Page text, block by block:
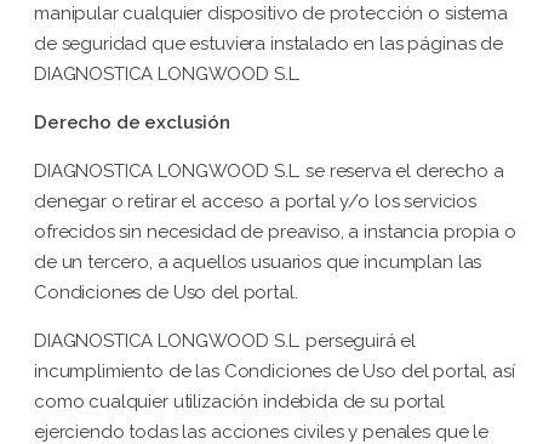
manipular cualquier dispositivo de protección o sistema
de seguridad que estuviera instalado en las páginas de
DIAGNOSTICA LONGWOOD S.L.
Derecho de exclusión
DIAGNOSTICA LONGWOOD S.L. se reserva el derecho a
denegar o retirar el acceso a portal y/o los servicios
ofrecidos sin necesidad de preaviso, a instancia propia o
de un tercero, a aquellos usuarios que incumplan las
Condiciones de Uso del portal.
DIAGNOSTICA LONGWOOD S.L. perseguirá el
incumplimiento de las Condiciones de Uso del portal, así
como cualquier utilización indebida de su portal
ejerciendo todas las acciones civiles y penales que le